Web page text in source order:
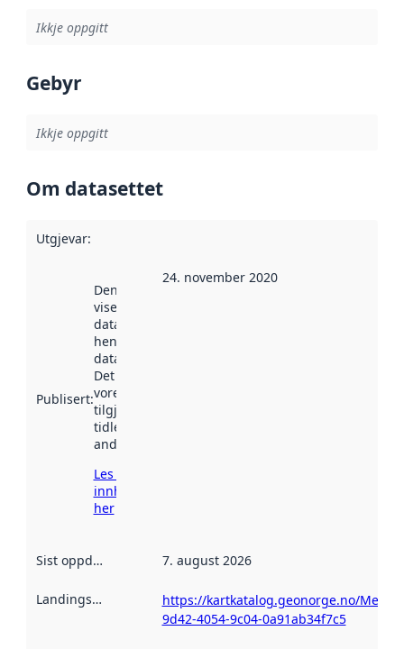
Ikkje oppgitt
Gebyr
Ikkje oppgitt
Om datasettet
Utgjevar:
Publisert:
Denne datoen
viser når
datasettet vart
henta inn av
data.norge.no.
Det kan ha
vore
tilgjengeleg
tidlegare
andre stader.
Les meir om
innhenting
her
24. november 2020
Sist oppdatert 7. august 2026
Landingsside
https://kartkatalog.geonorge.no/
9d42-4054-9c04-0a91ab34f7c5